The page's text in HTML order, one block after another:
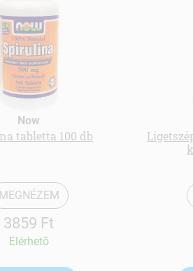
Now
tabletta 100 db
MEGNÉZEM
3859 Ft
Elérhetõ